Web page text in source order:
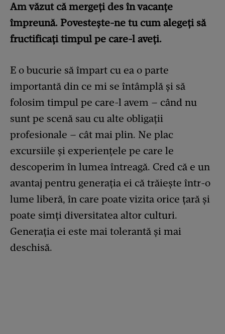
Am văzut că mergeți des în vacanțe
împreună. Povestește-ne tu cum alegeți să
fructificați timpul pe care-l aveți.
E o bucurie să împart cu ea o parte
importantă din ce mi se întâmplă și să
folosim timpul pe care-l avem – când nu
sunt pe scenă sau cu alte obligații
profesionale – cât mai plin. Ne plac
excursiile și experiențele pe care le
descoperim în lumea întreagă. Cred că e un
avantaj pentru generația ei că trăiește într-o
lume liberă, în care poate vizita orice țară și
poate simți diversitatea altor culturi.
Generația ei este mai tolerantă și mai
deschisă.